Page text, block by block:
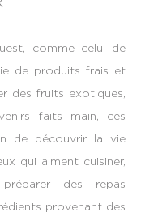
comme celui de
de produits frais et
des fruits exotiques,
faits main, ces
de découvrir la vie
qui aiment cuisiner,
des repas
provenant des